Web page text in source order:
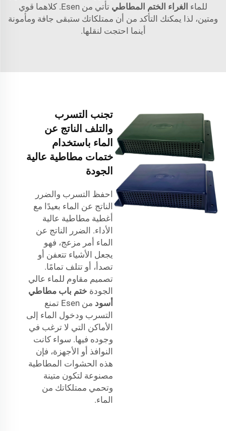
للماء الغراء الختم المطاطي
تأتي من Esen. كلاهما قوي
ومتين، لذا يمكنك التأكد من أن ممتلكاتك ستبقى جافة ومأمونة
أينما احتجت لنقلها.
تجنب التسرب
والتلف الناتج عن
الماء باستخدام
ختمات مطاطية عالية
الجودة
احفظ التسرب والضرر
الناتج عن الماء بعيدًا مع
أغطية مطاطية عالية
الأداء. الضرر الناتج عن
الماء أمر مزعج، فهو
يجعل الأشياء تتعفن أو
تصدأ، أو تتلف تمامًا.
تصميم مقاوم للماء عالي
الجودة ختم باب مطاطي
أسود
من Esen تمنع
التسرب ودخول الماء إلى
الأماكن التي لا ترغب في
وجوده فيها. سواء كانت
النوافذ أو الأجهزة، فإن
هذه الحشوات المطاطية
مصنوعة لتكون متينة
وتحمي ممتلكاتك من
الماء.